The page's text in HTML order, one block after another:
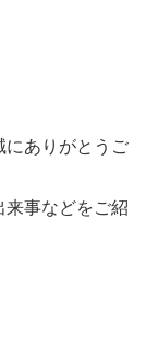
にありがとうご
来事などをご紹